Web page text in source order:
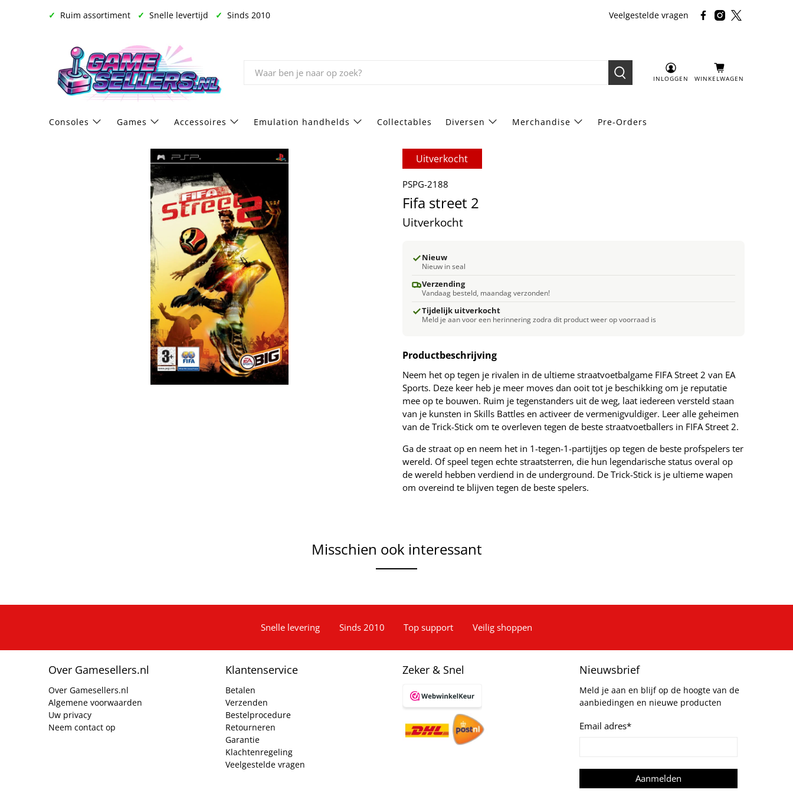
✓ Ruim assortiment ✓ Snelle levertijd ✓ Sinds 2010 Veelgestelde vragen
INLOGGEN WINKELWAGEN
Consoles Games Accessoires Emulation handhelds Collectables Diversen Merchandise Pre-Orders
Uitverkocht
PSPG-2188
Fifa street 2
Uitverkocht
Nieuw
Nieuw in seal
Verzending
Vandaag besteld, maandag verzonden!
Tijdelijk uitverkocht
Meld je aan voor een herinnering zodra dit product weer op voorraad is
Productbeschrijving
Neem het op tegen je rivalen in de ultieme straatvoetbalgame FIFA Street 2 van EA
Sports. Deze keer heb je meer moves dan ooit tot je beschikking om je reputatie
mee op te bouwen. Ruim je tegenstanders uit de weg, laat iedereen versteld staan
van je kunsten in Skills Battles en activeer de vermenigvuldiger. Leer alle geheimen
van de Trick-Stick om te overleven tegen de beste straatvoetballers in FIFA Street 2.
Ga de straat op en neem het in 1-tegen-1-partijtjes op tegen de beste profspelers ter
wereld. Of speel tegen echte straatsterren, die hun legendarische status overal op
de wereld hebben verdiend in de underground. De Trick-Stick is je ultieme wapen
om overeind te blijven tegen de beste spelers.
Misschien ook interessant
Snelle levering Sinds 2010 Top support Veilig shoppen
Over Gamesellers.nl
Over Gamesellers.nl
Algemene voorwaarden
Uw privacy
Neem contact op
Klantenservice
Betalen
Verzenden
Bestelprocedure
Retourneren
Garantie
Klachtenregeling
Veelgestelde vragen
Zeker & Snel Nieuwsbrief
Meld je aan en blijf op de hoogte van de
aanbiedingen en nieuwe producten
Email adres*
Aanmelden